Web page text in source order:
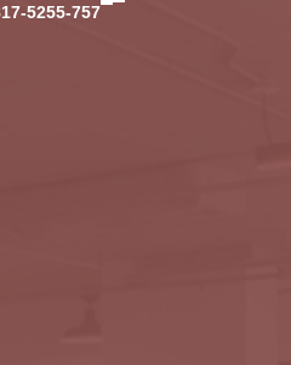
5255-757